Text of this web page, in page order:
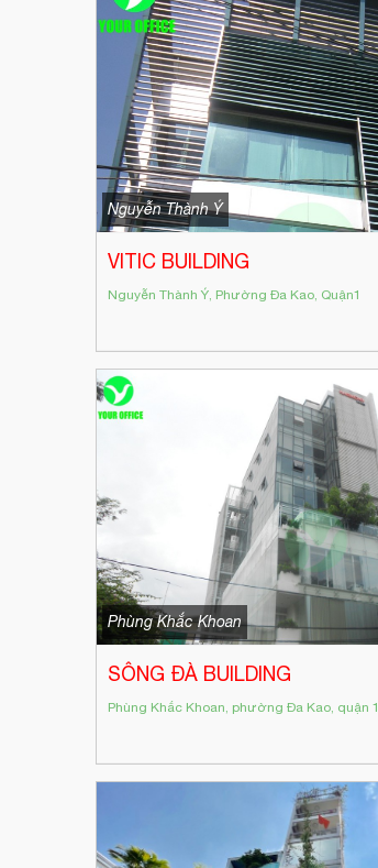
Nguyễn Thành Ý
VITIC BUILDING
Nguyễn Thành Ý, Phường Đa Kao, Quận1
Phùng Khắc Khoan
SÔNG ĐÀ BUILDING
Phùng Khắc Khoan, phường Đa Kao, quận 1